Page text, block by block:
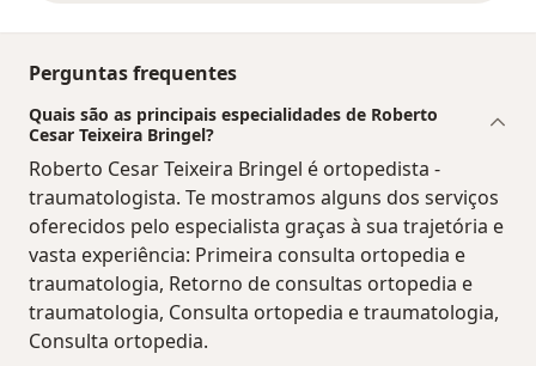
Perguntas frequentes
Quais são as principais especialidades de Roberto
Cesar Teixeira Bringel?
Roberto Cesar Teixeira Bringel é ortopedista -
traumatologista. Te mostramos alguns dos serviços
oferecidos pelo especialista graças à sua trajetória e
vasta experiência: Primeira consulta ortopedia e
traumatologia, Retorno de consultas ortopedia e
traumatologia, Consulta ortopedia e traumatologia,
Consulta ortopedia.